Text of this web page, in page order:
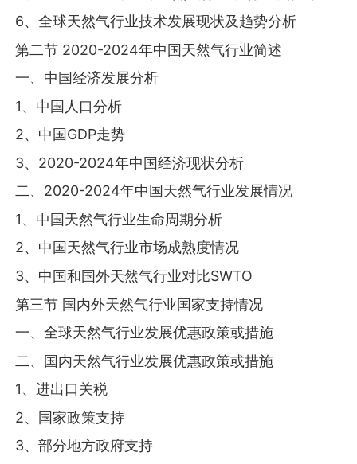
6、全球天然气行业技术发展现状及趋势分析
第二节 2020-2024年中国天然气行业简述
一、中国经济发展分析
1、中国人口分析
2、中国GDP走势
3、2020-2024年中国经济现状分析
二、2020-2024年中国天然气行业发展情况
1、中国天然气行业生命周期分析
2、中国天然气行业市场成熟度情况
3、中国和国外天然气行业对比SWTO
第三节 国内外天然气行业国家支持情况
一、全球天然气行业发展优惠政策或措施
二、国内天然气行业发展优惠政策或措施
1、进出口关税
2、国家政策支持
3、部分地方政府支持